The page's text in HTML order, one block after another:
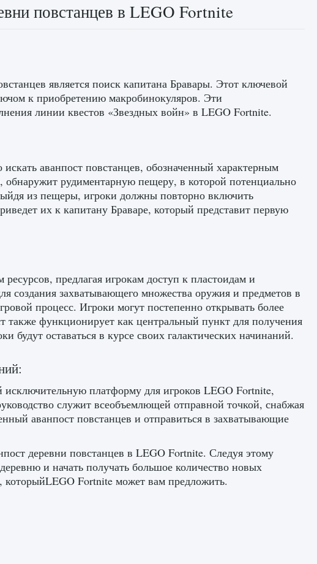
повстанцев в LEGO Fortnite
является поиск капитана Бравары. Этот ключевой
к приобретению макробинокуляров. Эти
линии квестов «Звездных войн» в LEGO Fortnite.
аванпост повстанцев, обозначенный характерным
рудиментарную пещеру, в которой потенциально
из пещеры, игроки должны повторно включить
их к капитану Браваре, который представит первую
предлагая игрокам доступ к пластоидам и
захватывающего множества оружия и предметов в
процесс. Игроки могут постепенно открывать более
функционирует как центральный пункт для получения
будут оставаться в курсе своих галактических начинаний.
платформу для игроков LEGO Fortnite,
служит всеобъемлющей отправной точкой, снабжая
аванпост повстанцев и отправиться в захватывающие
деревни повстанцев в LEGO Fortnite. Следуя этому
и начать получать большое количество новых
Fortnite может вам предложить.